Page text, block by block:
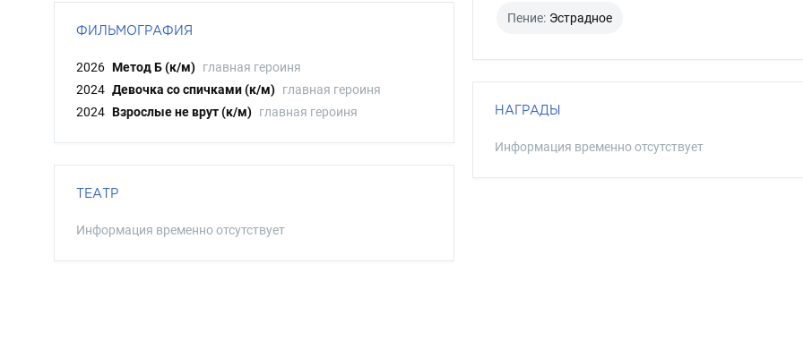
ФИЛЬМОГРАФИЯ
2026 Метод Б (к/м) главная героиня
2024 Девочка со спичками (к/м) главная героиня
2024 Взрослые не врут (к/м) главная героиня
ТЕАТР
Информация временно отсутствует
Пение: Эстрадное
НАГРАДЫ
Информация временно отсутствует